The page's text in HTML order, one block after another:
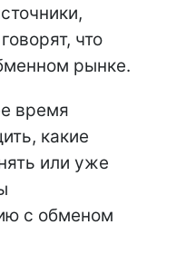
что
рынке.
время
какие
или уже
с обменом